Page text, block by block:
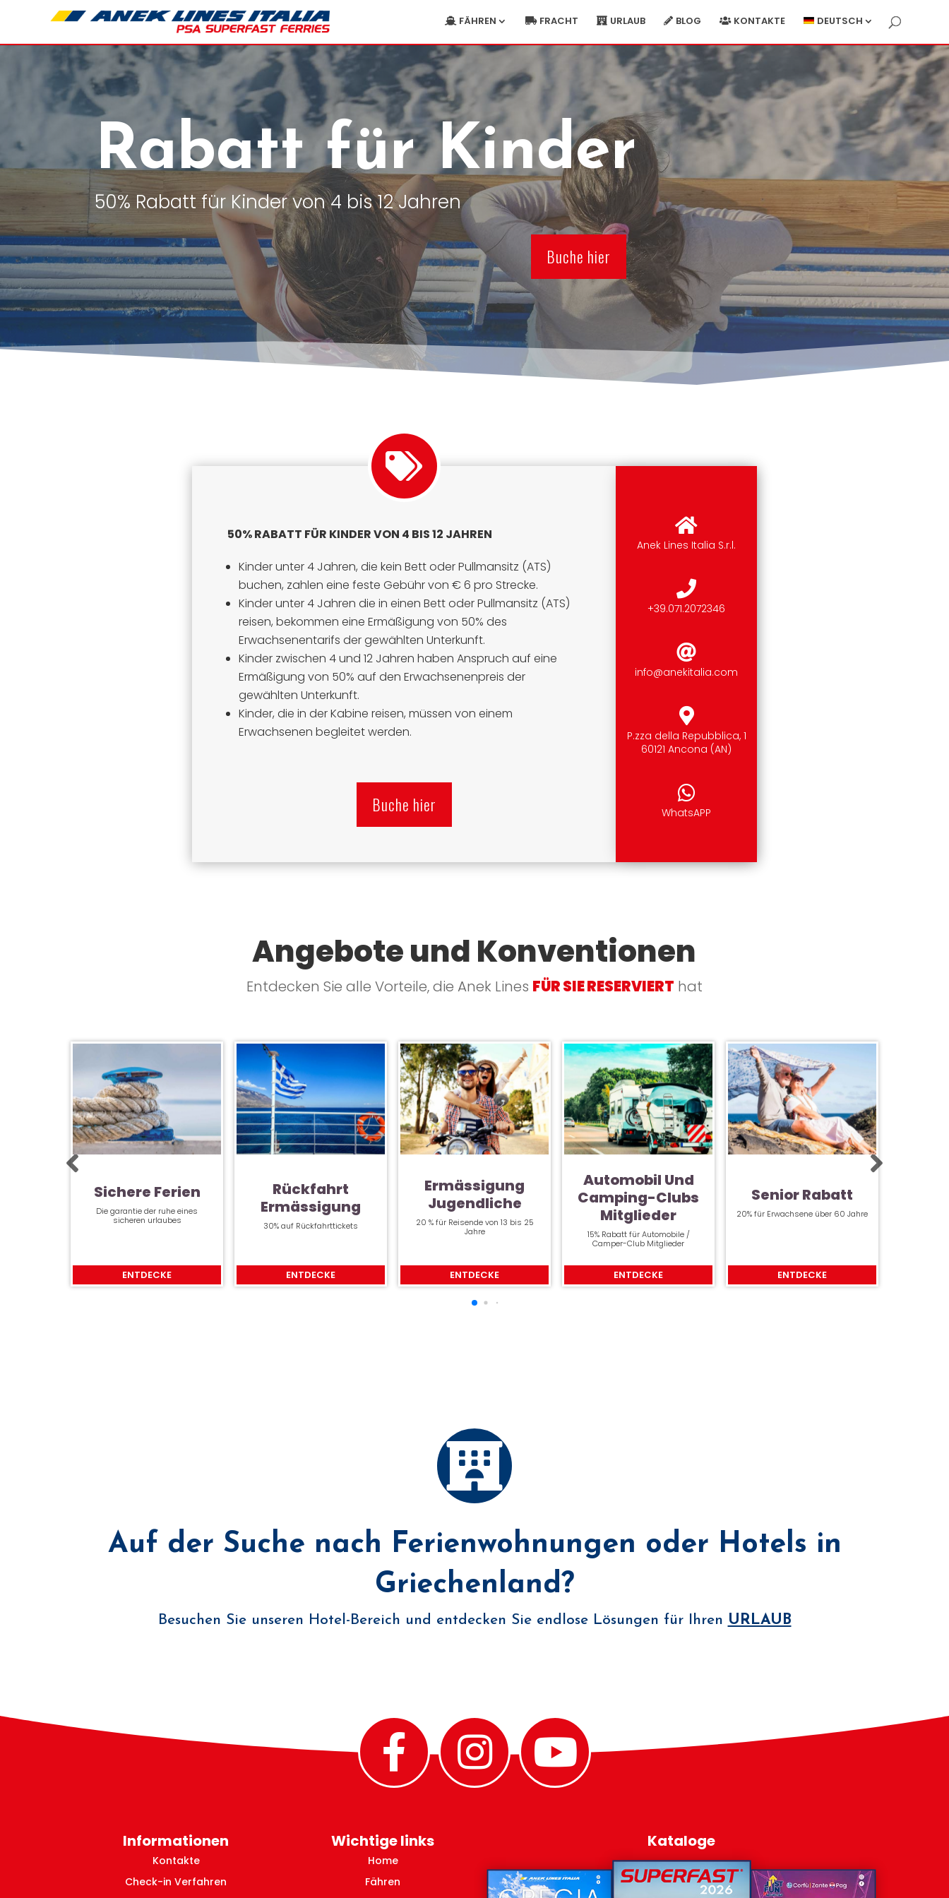
FÄHREN FRACHT URLAUB BLOG KONTAKTE DEUTSCH
Rabatt für Kinder
50% Rabatt für Kinder von 4 bis 12 Jahren
Buche hier
50% RABATT FÜR KINDER VON 4 BIS 12 JAHREN
Kinder unter 4 Jahren, die kein Bett oder Pullmansitz (ATS)
buchen, zahlen eine feste Gebühr von € 6 pro Strecke.
Kinder unter 4 Jahren die in einen Bett oder Pullmansitz (ATS)
reisen, bekommen eine Ermäßigung von 50% des
Erwachsenentarifs der gewählten Unterkunft.
Kinder zwischen 4 und 12 Jahren haben Anspruch auf eine
Ermäßigung von 50% auf den Erwachsenenpreis der
gewählten Unterkunft.
Kinder, die in der Kabine reisen, müssen von einem
Erwachsenen begleitet werden.
Buche hier
Anek Lines Italia S.r.l.
+39.071.2072346
info@anekitalia.com
P.zza della Repubblica, 1
60121 Ancona (AN)
WhatsAPP
Angebote und Konventionen
Entdecken Sie alle Vorteile, die Anek Lines FÜR SIE RESERVIERT hat
Sichere Ferien
Die garantie der ruhe eines
sicheren urlaubes
ENTDECKE
Rückfahrt
Ermässigung
30% auf Rückfahrttickets
ENTDECKE
Ermässigung
Jugendliche
20 % für Reisende von 13 bis 25
Jahre
ENTDECKE
Automobil Und
Camping-Clubs
Mitglieder
15% Rabatt für Automobile /
Camper-Club Mitglieder
ENTDECKE
Senior Rabatt
20% für Erwachsene über 60 Jahre
ENTDECKE
Auf der Suche nach Ferienwohnungen oder Hotels in
Griechenland?
Besuchen Sie unseren Hotel-Bereich und entdecken Sie endlose Lösungen für Ihren URLAUB
Informationen
Kontakte
Check-in Verfahren
Wichtige links
Home
Fähren
Kataloge